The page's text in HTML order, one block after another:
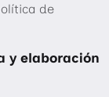
de
y elaboración